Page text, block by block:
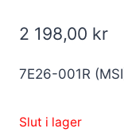
2 198,00 kr
7E26-001R
Slut i lager